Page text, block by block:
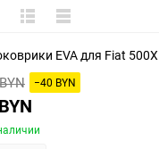
ПодробноКомпактно
EVA для Fiat 500X
−40 BYN